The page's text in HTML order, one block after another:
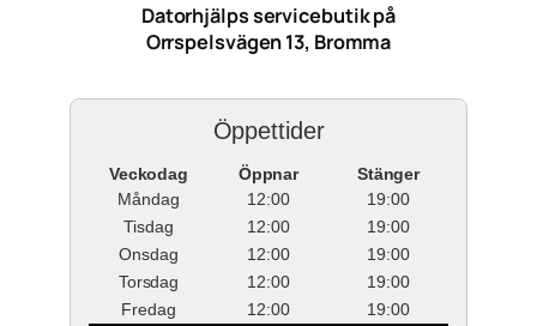
Datorhjälps servicebutik på
Orrspelsvägen 13, Bromma
Öppettider
Veckodag Öppnar
Stänger
Måndag
12:00
19:00
Tisdag
12:00
19:00
Onsdag
12:00
19:00
Torsdag
12:00
19:00
Fredag
12:00
19:00